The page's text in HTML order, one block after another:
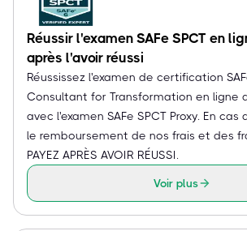
Réussir l'examen SAFe SPCT en
après l'avoir réussi
Réussissez l'examen de certification
Consultant for Transformation en ligne
avec l'examen SAFe SPCT Proxy. En
le remboursement de nos frais et des
PAYEZ APRÈS AVOIR RÉUSSI.
Voir plus